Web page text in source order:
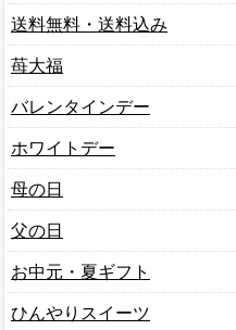
送料無料・送料込み
苺大福
バレンタインデー
ホワイトデー
母の日
父の日
お中元・夏ギフト
ひんやりスイーツ